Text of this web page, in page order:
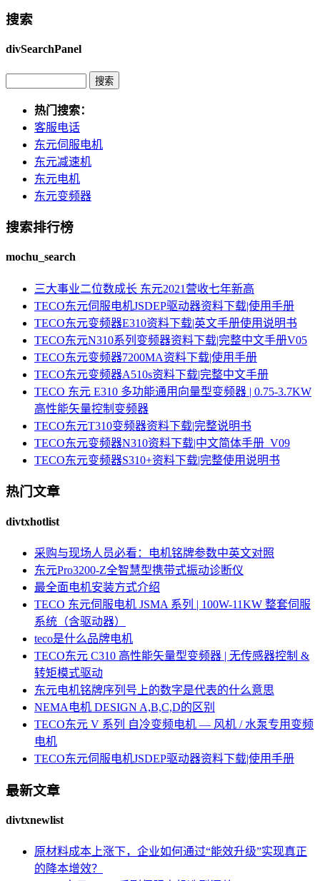
搜索
divSearchPanel
热门搜索：
客服电话
东元伺服电机
东元减速机
东元电机
东元变频器
搜索排行榜
mochu_search
三大事业二位数成长 东元2021营收七年新高
TECO东元伺服电机JSDEP驱动器资料下载|使用手册
TECO东元变频器E310资料下载|英文手册使用说明书
TECO东元N310系列变频器资料下载|完整中文手册V05
TECO东元变频器7200MA资料下载|使用手册
TECO东元变频器A510s资料下载|完整中文手册
TECO 东元 E310 多功能通用向量型变频器 | 0.75-3.7KW
高性能矢量控制变频器
TECO东元T310变频器资料下载|完整说明书
TECO东元变频器N310资料下载|中文简体手册_V09
TECO东元变频器S310+资料下载|完整使用说明书
热门文章
divtxhotlist
采购与现场人员必看：电机铭牌参数中英文对照
东元Pro3200-Z全智慧型携带式振动诊断仪
最全面电机安装方式介绍
TECO 东元伺服电机 JSMA 系列 | 100W-11KW 整套伺服
系统（含驱动器）
teco是什么品牌电机
TECO东元 C310 高性能矢量型变频器 | 无传感器控制 &
转矩模式驱动
东元电机铭牌序列号上的数字是代表的什么意思
NEMA电机 DESIGN A,B,C,D的区别
TECO东元 V 系列 自冷变频电机 — 风机 / 水泵专用变频
电机
TECO东元伺服电机JSDEP驱动器资料下载|使用手册
最新文章
divtxnewlist
原材料成本上涨下，企业如何通过“能效升级”实现真正
的降本增效？